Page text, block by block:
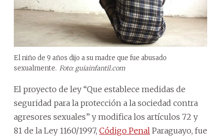
El niño de 9 años dijo a su madre que fue abusado
sexualmente. Foto: guiainfantil.com
El proyecto de ley “Que establece medidas de
seguridad para la protección a la sociedad contra
agresores sexuales” y modifica los artículos 72 y
81 de la Ley 1160/1997, Código Penal Paraguayo, fue